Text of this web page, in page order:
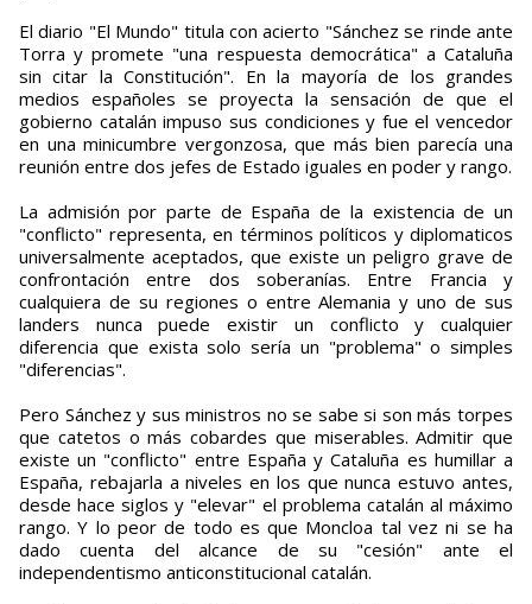
El diario "El Mundo" titula con acierto "Sánchez se rinde ante
Torra y promete "una respuesta democrática" a Cataluña
sin citar la Constitución". En la mayoría de los grandes
medios españoles se proyecta la sensación de que el
gobierno catalán impuso sus condiciones y fue el vencedor
en una minicumbre vergonzosa, que más bien parecía una
reunión entre dos jefes de Estado iguales en poder y rango.
La admisión por parte de España de la existencia de un
"conflicto" representa, en términos políticos y diplomaticos
universalmente aceptados, que existe un peligro grave de
confrontación entre dos soberanías. Entre Francia y
cualquiera de su regiones o entre Alemania y uno de sus
landers nunca puede existir un conflicto y cualquier
diferencia que exista solo sería un "problema" o simples
"diferencias".
Pero Sánchez y sus ministros no se sabe si son más torpes
que catetos o más cobardes que miserables. Admitir que
existe un "conflicto" entre España y Cataluña es humillar a
España, rebajarla a niveles en los que nunca estuvo antes,
desde hace siglos y "elevar" el problema catalán al máximo
rango. Y lo peor de todo es que Moncloa tal vez ni se ha
dado cuenta del alcance de su "cesión" ante el
independentismo anticonstitucional catalán.